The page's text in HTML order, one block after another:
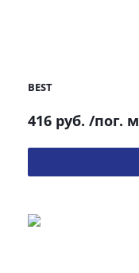
BEST
416 руб. /пог. м